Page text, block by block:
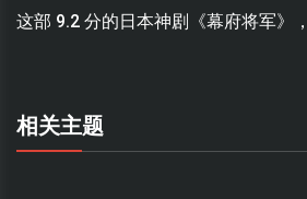
这部 9.2 分的日本神剧《幕府将军》
相关主题